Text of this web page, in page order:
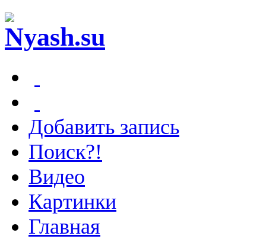
Добавить запись
Поиск?!
Видео
Картинки
Главная